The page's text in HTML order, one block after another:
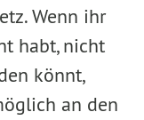
Wenn ihr
habt, nicht
könnt,
an den